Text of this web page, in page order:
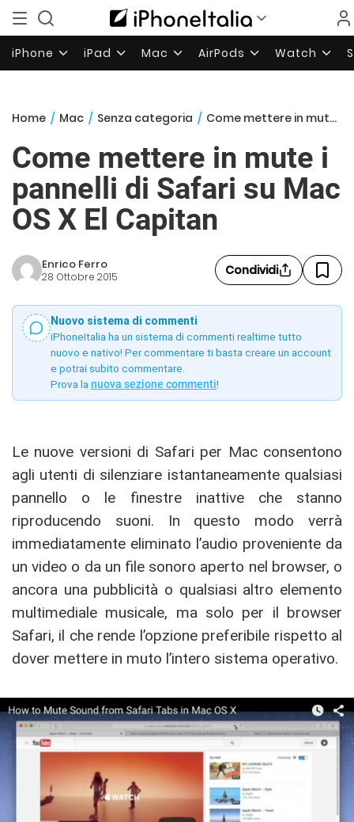
iPhone iPad Mac AirPods Watch
Home / Mac / Senza categoria / Come mettere in mute i pannelli di Safari su Mac OS X El Capitan
Come mettere in mute i
pannelli di Safari su Mac
OS X El Capitan
Enrico Ferro
28 Ottobre 2015 Condividi
Nuovo sistema di commenti
iPhoneItalia ha un sistema di commenti realtime tutto
nuovo e nativo! Per commentare ti basta creare un account
e potrai subito commentare.
Prova la nuova sezione commenti!
Le nuove versioni di Safari per Mac consentono
agli utenti di silenziare istantaneamente qualsiasi
pannello o le finestre inattive che stanno
riproducendo suoni. In questo modo verrà
immediatamente eliminato l’audio proveniente da
un video o da un file sonoro aperto nel browser, o
ancora una pubblicità o qualsiasi altro elemento
multimediale musicale, ma solo per il browser
Safari, il che rende l’opzione preferibile rispetto al
dover mettere in muto l’intero sistema operativo.